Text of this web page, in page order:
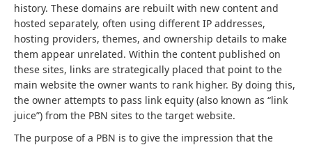
history. These domains are rebuilt with new content and
hosted separately, often using different IP addresses,
hosting providers, themes, and ownership details to make
them appear unrelated. Within the content published on
these sites, links are strategically placed that point to the
main website the owner wants to rank higher. By doing this,
the owner attempts to pass link equity (also known as “link
juice”) from the PBN sites to the target website.
The purpose of a PBN is to give the impression that the